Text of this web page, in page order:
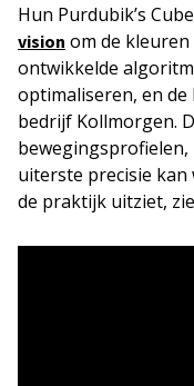
Hun Purdubik’s
vision om de
ontwikkelde
optimaliseren, en
bedrijf Kollmorgen.
bewegingsprofielen,
uiterste precisie
de praktijk uitziet,